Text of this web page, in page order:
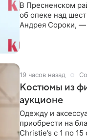
В Пресненском
об опеке над
Андрея Сороки, —
19 часов назад
Костюмы из
аукционе
Одежду и
приобрести на
Christie’s с 1 по